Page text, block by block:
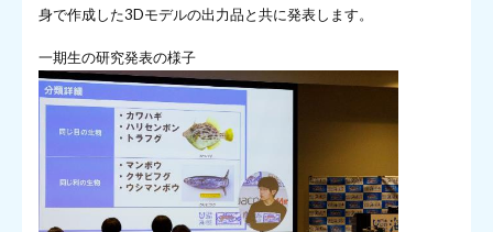
身で作成した3Dモデルの出力品と共に発表します。
一期生の研究発表の様子